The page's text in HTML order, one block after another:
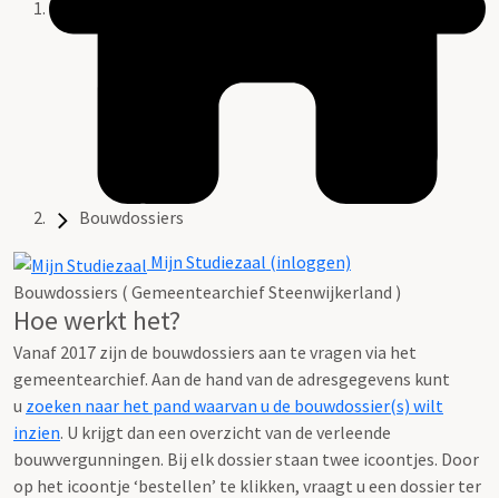
Bouwdossiers
Mijn Studiezaal (inloggen)
Bouwdossiers ( Gemeentearchief Steenwijkerland )
Hoe werkt het?
Vanaf 2017 zijn de bouwdossiers aan te vragen via het
gemeentearchief. Aan de hand van de adresgegevens kunt
u zoeken naar het pand waarvan u de bouwdossier(s) wilt
inzien. U krijgt dan een overzicht van de verleende
bouwvergunningen. Bij elk dossier staan twee icoontjes. Door
op het icoontje ‘bestellen’ te klikken, vraagt u een dossier ter